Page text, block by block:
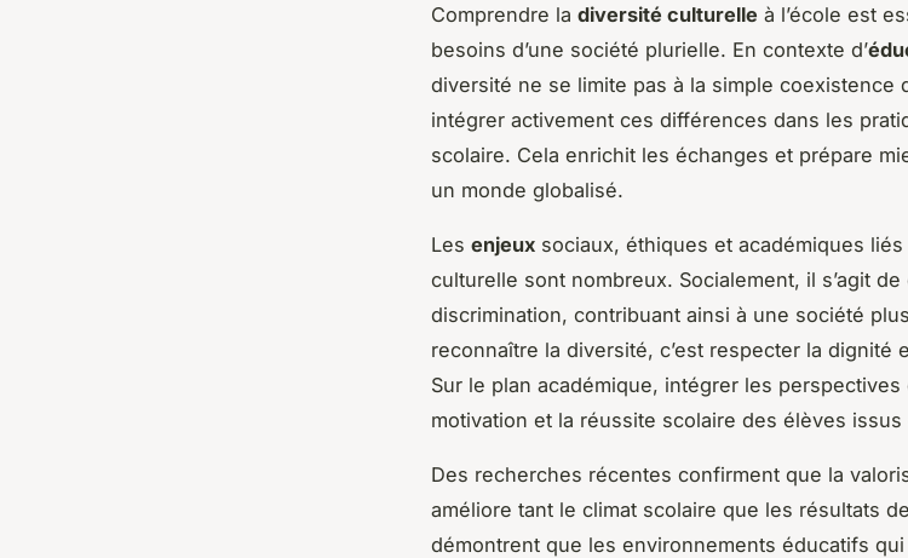
Comprendre la diversité culturelle à l’école est
besoins d’une société plurielle. En contexte d’
diversité ne se limite pas à la simple coexistence
intégrer activement ces différences dans les
scolaire. Cela enrichit les échanges et prépare
un monde globalisé.
Les enjeux sociaux, éthiques et académiques
culturelle sont nombreux. Socialement, il s’agit
discrimination, contribuant ainsi à une société
reconnaître la diversité, c’est respecter la dignité
Sur le plan académique, intégrer les
motivation et la réussite scolaire des élèves
Des recherches récentes confirment que la
améliore tant le climat scolaire que les résultats
démontrent que les environnements éducatifs